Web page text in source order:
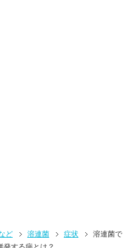
ど 溶連菌 症状
溶連菌で